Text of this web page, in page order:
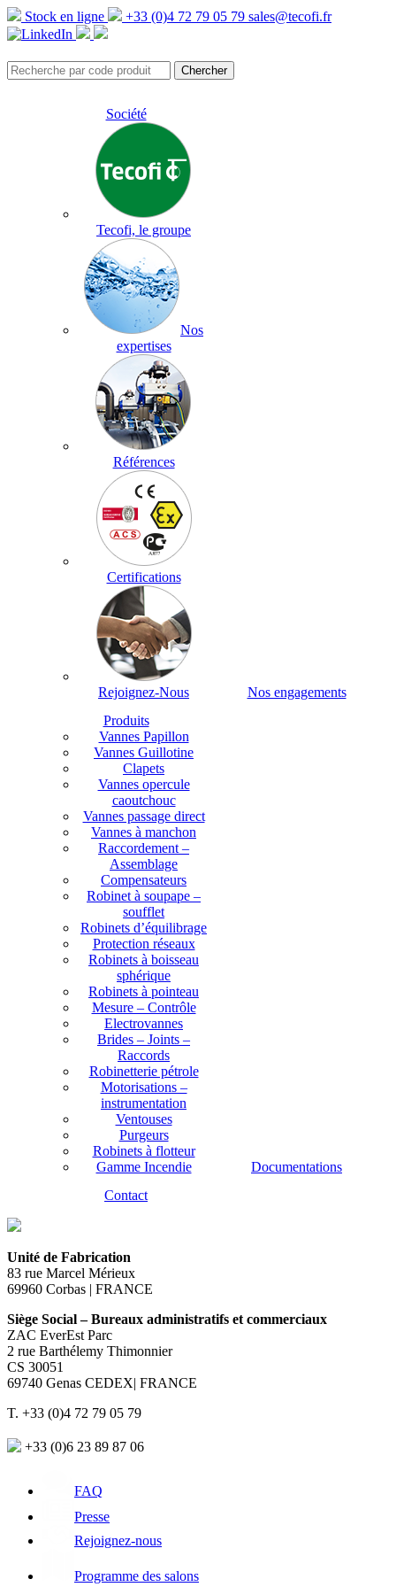
Stock en ligne +33 (0)4 72 79 05 79 sales@tecofi.fr
Société
Tecofi, le groupe
Nos
expertises
Références
Certifications
Rejoignez-Nous
Nos engagements
Produits
Vannes Papillon
Vannes Guillotine
Clapets
Vannes opercule
caoutchouc
Vannes passage direct
Vannes à manchon
Raccordement –
Assemblage
Compensateurs
Robinet à soupape –
soufflet
Robinets d’équilibrage
Protection réseaux
Robinets à boisseau
sphérique
Robinets à pointeau
Mesure – Contrôle
Electrovannes
Brides – Joints –
Raccords
Robinetterie pétrole
Motorisations –
instrumentation
Ventouses
Purgeurs
Robinets à flotteur
Gamme Incendie
Documentations
Contact
Unité de Fabrication
83 rue Marcel Mérieux
69960 Corbas | FRANCE
Siège Social – Bureaux administratifs et commerciaux
ZAC EverEst Parc
2 rue Barthélemy Thimonnier
CS 30051
69740 Genas CEDEX| FRANCE
T. +33 (0)4 72 79 05 79
+33 (0)6 23 89 87 06
FAQ
Presse
Rejoignez-nous
Programme des salons